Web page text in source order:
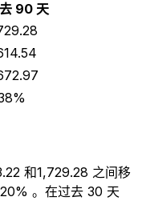
90 天
和1,729.28 之间移
。在过去 30 天